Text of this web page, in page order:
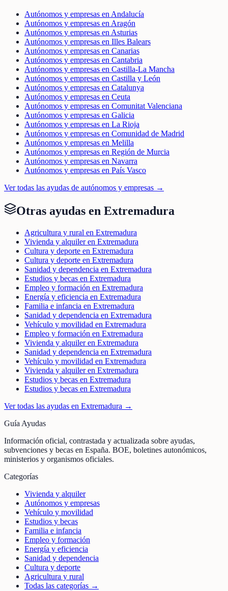
Autónomos y empresas en Andalucía
Autónomos y empresas en Aragón
Autónomos y empresas en Asturias
Autónomos y empresas en Illes Balears
Autónomos y empresas en Canarias
Autónomos y empresas en Cantabria
Autónomos y empresas en Castilla-La Mancha
Autónomos y empresas en Castilla y León
Autónomos y empresas en Catalunya
Autónomos y empresas en Ceuta
Autónomos y empresas en Comunitat Valenciana
Autónomos y empresas en Galicia
Autónomos y empresas en La Rioja
Autónomos y empresas en Comunidad de Madrid
Autónomos y empresas en Melilla
Autónomos y empresas en Región de Murcia
Autónomos y empresas en Navarra
Autónomos y empresas en País Vasco
Ver todas las ayudas de autónomos y empresas →
Otras ayudas en Extremadura
Agricultura y rural en Extremadura
Vivienda y alquiler en Extremadura
Cultura y deporte en Extremadura
Cultura y deporte en Extremadura
Sanidad y dependencia en Extremadura
Estudios y becas en Extremadura
Empleo y formación en Extremadura
Energía y eficiencia en Extremadura
Familia e infancia en Extremadura
Sanidad y dependencia en Extremadura
Vehículo y movilidad en Extremadura
Empleo y formación en Extremadura
Vivienda y alquiler en Extremadura
Sanidad y dependencia en Extremadura
Vehículo y movilidad en Extremadura
Vivienda y alquiler en Extremadura
Estudios y becas en Extremadura
Estudios y becas en Extremadura
Ver todas las ayudas en Extremadura →
Guía Ayudas
Información oficial, contrastada y actualizada sobre ayudas,
subvenciones y becas en España. BOE, boletines autonómicos,
ministerios y organismos oficiales.
Categorías
Vivienda y alquiler
Autónomos y empresas
Vehículo y movilidad
Estudios y becas
Familia e infancia
Empleo y formación
Energía y eficiencia
Sanidad y dependencia
Cultura y deporte
Agricultura y rural
Todas las categorías →